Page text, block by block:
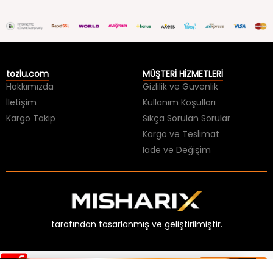
Hakkımızda
İletişim
Kargo Takip
Gizlilik ve Güvenlik
Kullanım Koşulları
Sıkça Sorulan Sorular
Kargo ve Teslimat
İade ve Değişim
tarafından tasarlanmış ve geliştirilmiştir.
×
Üzgünüz, aradığınız ürünün stoğu